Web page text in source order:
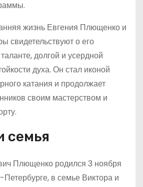
жизнь Евгения Плющенко и
свидетельствуют о его
долгой и усердной
духа. Он стал иконой
катания и продолжает
своим мастерством и
семья
Плющенко родился 3 ноября
Петербурге, в семье Виктора и